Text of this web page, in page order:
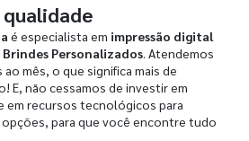
é especialista em impressão digital
Brindes Personalizados. Atendemos
mês, o que significa mais de
E, não cessamos de investir em
em recursos tecnológicos para
para que você encontre tudo